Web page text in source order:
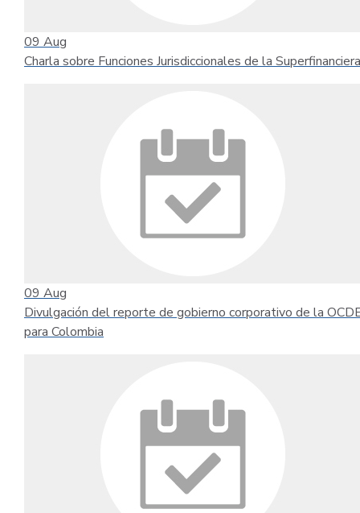
09 Aug
Charla sobre Funciones Jurisdiccionales de la Superfinanciera
09 Aug
Divulgación del reporte de gobierno corporativo de la
para Colombia